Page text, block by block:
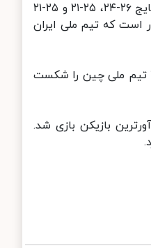
شاگردان عطایی ست‌های اول، دوم و سوم این بازی سخت را به ترتیب با نتایج ۲۶-۲۴، ۲۵-۲۱ و ۲۵-۲۱
است که تیم ملی ایران
جوان ایران در بازی نخست خود از این رقابت‌ها، با حساب ۳ بر ۱ تیم ملی چین را شکست
تیم، امتیاز آورترین بازیکن بازی شد.